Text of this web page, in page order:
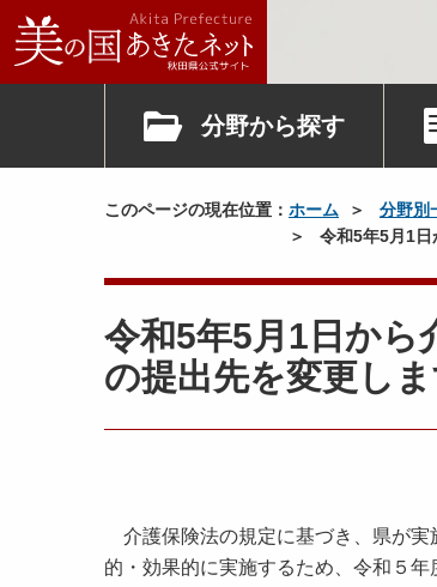
分野から探す
このページの現在位置： ホーム 分野別
令和5年5月1
令和5年5月1日から
の提出先を変更し
介護保険法の規定に基づき、県が実
的・効果的に実施するため、令和５